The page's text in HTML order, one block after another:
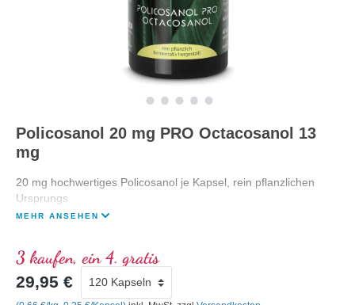
Policosanol 20 mg PRO Octacosanol 13
mg
20 mg hochwertiges Policosanol je Kapsel, rein pflanzlichen
Ursprungs
MEHR ANSEHEN
3 kaufen, ein 4. gratis
29,95 €